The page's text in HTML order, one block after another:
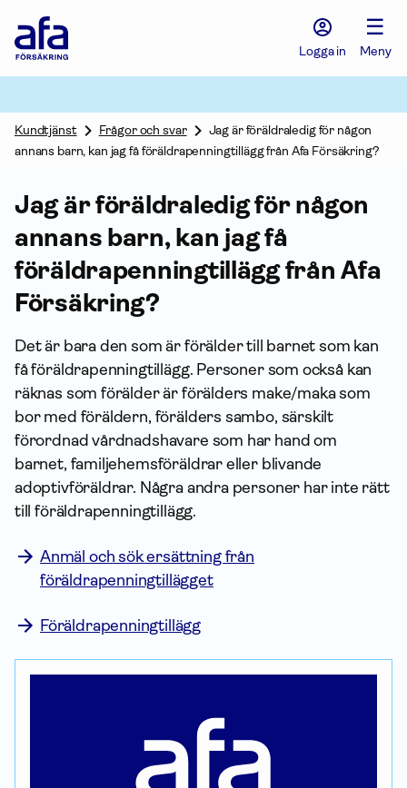
Försäkring
Logga in
☰
Meny
Kundtjänst Frågor och svar
Jag är föräldraledig för någon
annans barn, kan jag få föräldrapenningtillägg från Afa Försäkring?
Jag är föräldraledig för någon
annans barn, kan jag få
föräldra­penning­tillägg från Afa
För­säkring?
Det är bara den som är förälder till barnet som kan
få föräldra­penning­tillägg. Personer som också kan
räknas som förälder är förälders make/maka som
bor med föräldern, förälders sambo, särskilt
förordnad vårdnadshavare som har hand om
barnet, familjehemsföräldrar eller blivande
adoptivföräldrar. Några andra personer har inte rätt
till föräldra­penning­tillägg.
Anmäl och sök ersättning från
föräldrapenningtillägget
Föräldrapenningtillägg